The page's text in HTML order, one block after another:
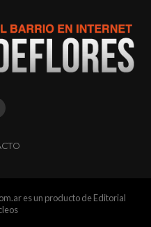
es un producto de Editorial